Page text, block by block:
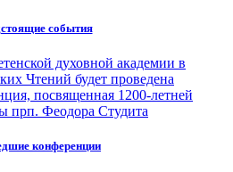
события
духовной академии в
Чтений будет проведена
посвященная 1200-летней
прп. Феодора Студита
конференции